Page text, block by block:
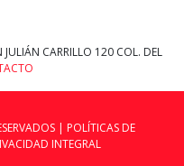
JULIÁN CARRILLO 120 COL. DEL
| POLÍTICAS DE
INTEGRAL